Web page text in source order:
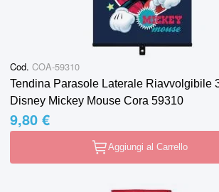
Cod. COA-59310
Tendina Parasole Laterale Riavvolgibile
Disney Mickey Mouse Cora 59310
9,80 €
Aggiungi al Carrello